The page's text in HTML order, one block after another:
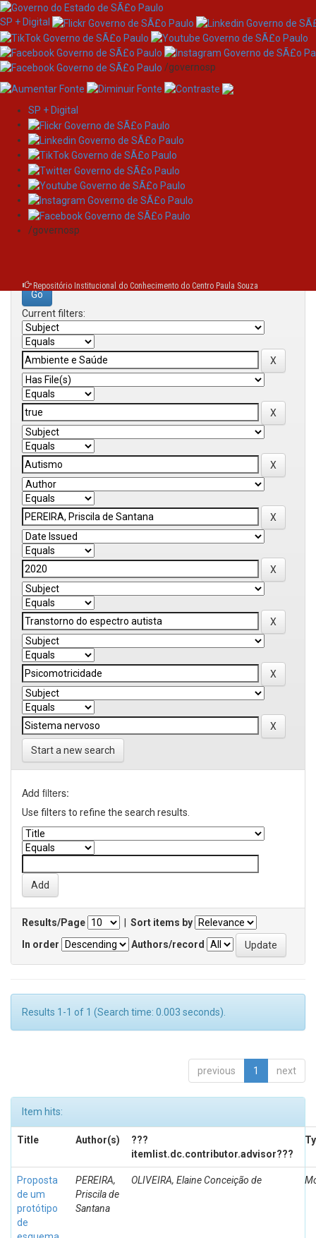
Skip
navigation
SP + Digital
/governosp
SP + Digital
/governosp
Repositório Institucional do Conhecimento do Centro Paula Souza
Search
Search:
Current filters:
Start a new search
Add filters:
Use filters to refine the search results.
Results/Page
Sort items by
In order
Authors/record
Results 1-1 of 1 (Search time: 0.003 seconds).
previous 1 next
Item hits:
Title Author(s)
???
itemlist.dc.contributor.advisor???
Proposta
de um
protótipo
de
PEREIRA,
Priscila de
Santana
OLIVEIRA, Elaine Conceição de